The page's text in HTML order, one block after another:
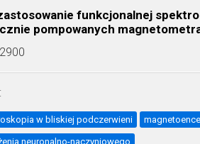
funkcjonalnej
pompowanych
:
w bliskiej podczerwieni
neuronalno-naczyniowego